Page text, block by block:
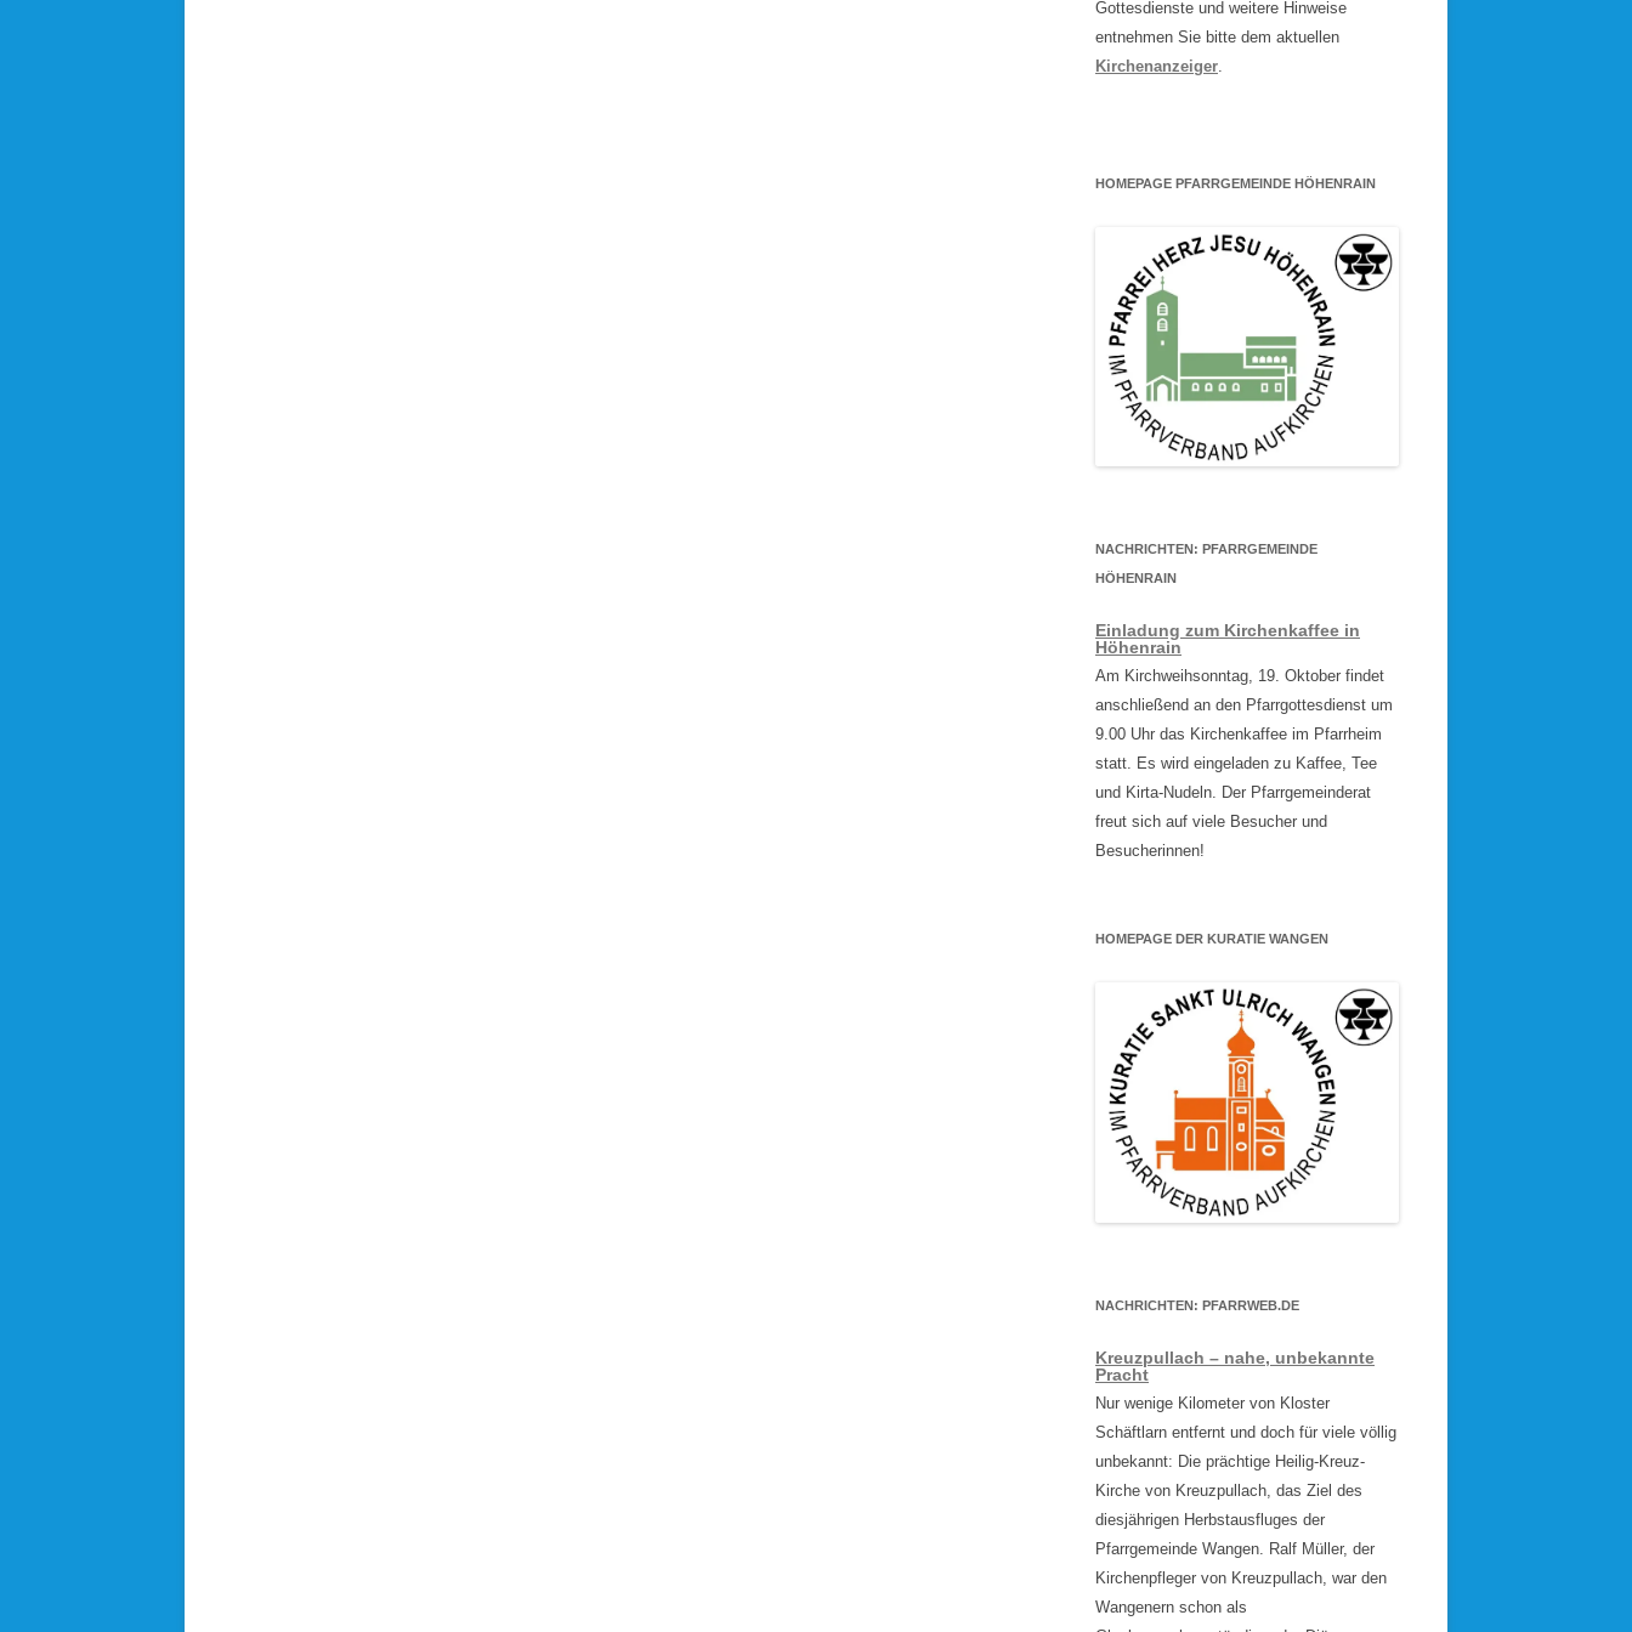
Gottesdienste und weitere Hinweise
entnehmen Sie bitte dem aktuellen
Kirchenanzeiger.
HOMEPAGE PFARRGEMEINDE HÖHENRAIN
NACHRICHTEN: PFARRGEMEINDE
HÖHENRAIN
Einladung zum Kirchenkaffee in
Höhenrain
Am Kirchweihsonntag, 19. Oktober findet
anschließend an den Pfarrgottesdienst um
9.00 Uhr das Kirchenkaffee im Pfarrheim
statt. Es wird eingeladen zu Kaffee, Tee
und Kirta-Nudeln. Der Pfarrgemeinderat
freut sich auf viele Besucher und
Besucherinnen!
HOMEPAGE DER KURATIE WANGEN
NACHRICHTEN: PFARRWEB.DE
Kreuzpullach – nahe, unbekannte
Pracht
Nur wenige Kilometer von Kloster
Schäftlarn entfernt und doch für viele völlig
unbekannt: Die prächtige Heilig-Kreuz-
Kirche von Kreuzpullach, das Ziel des
diesjährigen Herbstausfluges der
Pfarrgemeinde Wangen. Ralf Müller, der
Kirchenpfleger von Kreuzpullach, war den
Wangenern schon als